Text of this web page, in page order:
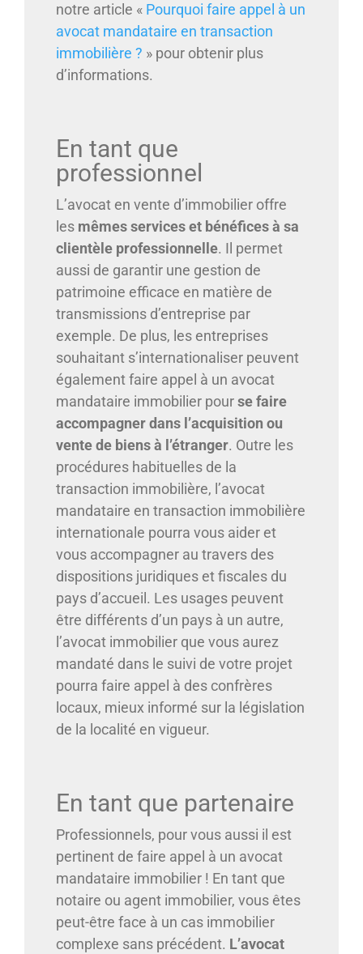
notre article « Pourquoi faire appel à un
avocat mandataire en transaction
immobilière ? » pour obtenir plus
d’informations.
En tant que
professionnel
L’avocat en vente d’immobilier offre
les mêmes services et bénéfices à sa
clientèle professionnelle. Il permet
aussi de garantir une gestion de
patrimoine efficace en matière de
transmissions d’entreprise par
exemple. De plus, les entreprises
souhaitant s’internationaliser peuvent
également faire appel à un avocat
mandataire immobilier pourse faire
accompagner dans l’acquisition ou
vente de biens à l’étranger. Outre les
procédures habituelles de la
transaction immobilière, l’avocat
mandataire en transaction immobilière
internationale pourra vous aider et
vous accompagner au travers des
dispositions juridiques et fiscales du
pays d’accueil. Les usages peuvent
être différents d’un pays à un autre,
l’avocat immobilier que vous aurez
mandaté dans le suivi de votre projet
pourra faire appel à des confrères
locaux, mieux informé sur la législation
de la localité en vigueur.
En tant que partenaire
Professionnels, pour vous aussi il est
pertinent de faire appel à un avocat
mandataire immobilier ! En tant que
notaire ou agent immobilier, vous êtes
peut-être face à un cas immobilier
complexe sans précédent. L’avocat